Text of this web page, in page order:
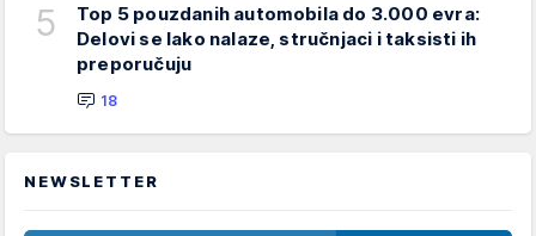
5
Top 5 pouzdanih automobila do 3.000 evra:
Delovi se lako nalaze, stručnjaci i taksisti ih
preporučuju
18
NEWSLETTER